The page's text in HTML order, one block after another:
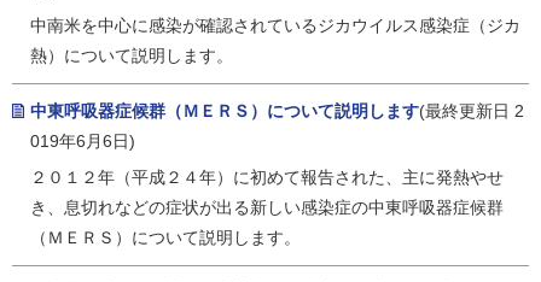
中南米を中心に感染が確認されているジカウイルス感染症（ジカ
熱）について説明します。
中東呼吸器症候群（ＭＥＲＳ）について説明します(最終更新日 2
019年6月6日)
２０１２年（平成２４年）に初めて報告された、主に発熱やせ
き、息切れなどの症状が出る新しい感染症の中東呼吸器症候群
（ＭＥＲＳ）について説明します。